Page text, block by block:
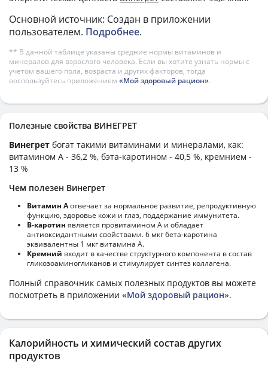
Основной источник: Создан в приложении
пользователем. Подробнее.
** В данной таблице указаны средние нормы витаминов и
минералов для взрослого человека. Если вы хотите узнать нормы с
учетом вашего пола, возраста и других факторов, тогда
воспользуйтесь приложением «Мой здоровый рацион».
Полезные свойства ВИНЕГРЕТ
Винегрет богат такими витаминами и минералами, как:
витамином А - 36,2 %, бэта-каротином - 40,5 %, кремнием -
13 %
Чем полезен Винегрет
Витамин Аотвечает за нормальное развитие, репродуктивную
функцию, здоровье кожи и глаз, поддержание иммунитета.
В-каротин является провитамином А и обладает
антиоксидантными свойствами. 6 мкг бета-каротина
эквивалентны 1 мкг витамина А.
Кремний входит в качестве структурного компонента в состав
гликозоаминогликанов и стимулирует синтез коллагена.
Полный справочник самых полезных продуктов вы можете
посмотреть в приложении «Мой здоровый рацион».
Калорийность и химический состав других
продуктов